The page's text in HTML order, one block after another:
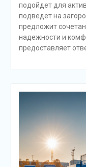
подойдет для
подведет на
предложит
надежности и
предоставляет